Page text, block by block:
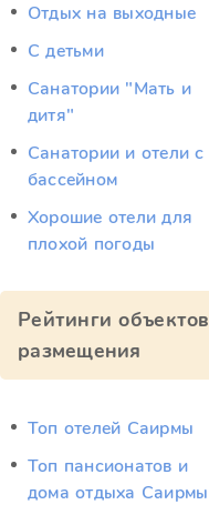
Отдых на выходные
С детьми
Санатории "Мать и
дитя"
Санатории и отели с
бассейном
Хорошие отели для
плохой погоды
Рейтинги объектов
размещения
Топ отелей Саирмы
Топ пансионатов и
дома отдыха Саирмы